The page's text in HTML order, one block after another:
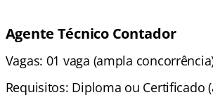
Agente Técnico Contador
Vagas: 01 vaga (ampla
Requisitos: Diploma ou Certificado